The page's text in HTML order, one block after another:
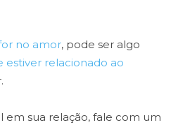
no amor, pode ser algo
estiver relacionado ao
em sua relação, fale com um